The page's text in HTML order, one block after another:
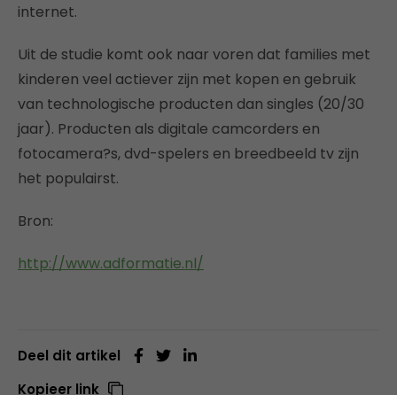
internet.
Uit de studie komt ook naar voren dat families met
kinderen veel actiever zijn met kopen en gebruik
van technologische producten dan singles (20/30
jaar). Producten als digitale camcorders en
fotocamera?s, dvd-spelers en breedbeeld tv zijn
het populairst.
Bron:
http://www.adformatie.nl/
Deel dit artikel
Kopieer link